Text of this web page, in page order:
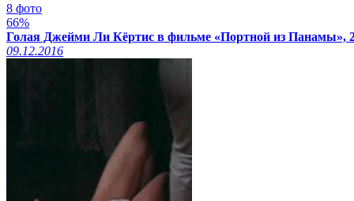
8 фото
66%
Голая Джейми Ли Кёртис в фильме «Портной из Панамы»,
09.12.2016